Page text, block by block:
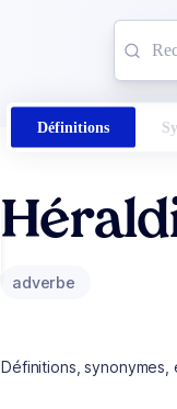
Définitions
adverbe
Définitions, synonymes,